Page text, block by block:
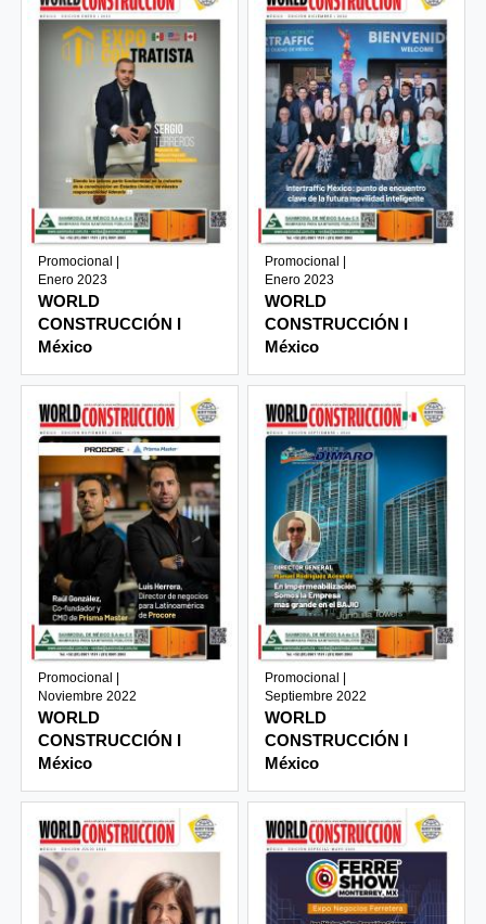
Promocional |
Enero 2023
WORLD
CONSTRUCCIÓN I
México
Promocional |
Enero 2023
WORLD
CONSTRUCCIÓN I
México
Promocional |
Noviembre 2022
WORLD
CONSTRUCCIÓN I
México
Promocional |
Septiembre 2022
WORLD
CONSTRUCCIÓN I
México